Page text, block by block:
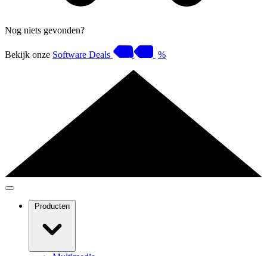
Nog niets gevonden?
Bekijk onze Software Deals %
Producten